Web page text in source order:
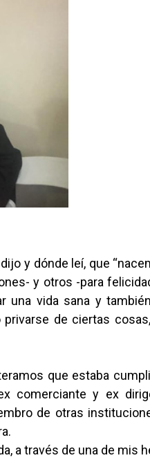
y dónde leí, que
y otros -para
una vida sana y
de ciertas
que estaba
comerciante y ex
de otras
a través de una de mis